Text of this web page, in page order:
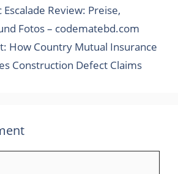
Review: Preise,
Fotos – codematebd.com
How Country Mutual Insurance
Construction Defect Claims